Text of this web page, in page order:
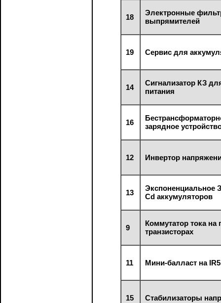
18
Электронные
выпрямителей
19 Сервис для
14
Сигнализатор КЗ
питания
16
зарядное
12 Инвертор
13
Экспоненциальное
Cd аккумуляторов
9
Коммутатор тока на
транзисторах
11 Мини-балласт на
15 Стабилизаторы